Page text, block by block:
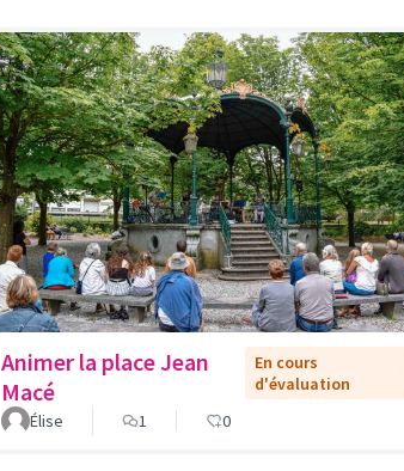
Animer la place Jean
Macé
En cours
d'évaluation
Élise
1 0